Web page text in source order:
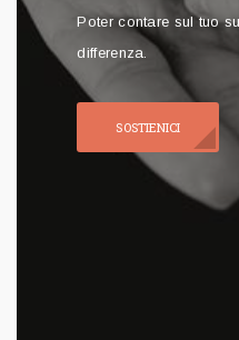
Poter contare sul tuo
differenza.
SOSTIENICI